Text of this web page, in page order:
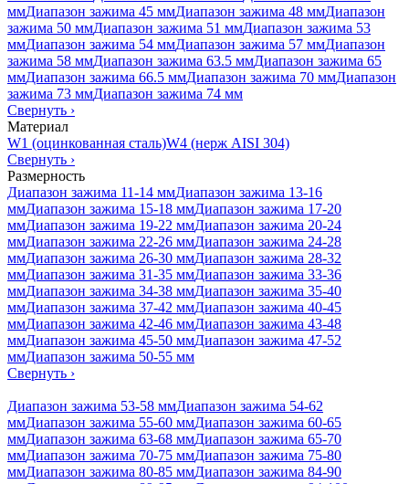
ммДиапазон зажима 45 ммДиапазон зажима 48 ммДиапазон
зажима 50 ммДиапазон зажима 51 ммДиапазон зажима 53
ммДиапазон зажима 54 ммДиапазон зажима 57 ммДиапазон
зажима 58 ммДиапазон зажима 63.5 ммДиапазон зажима 65
ммДиапазон зажима 66.5 ммДиапазон зажима 70 ммДиапазон
зажима 73 ммДиапазон зажима 74 мм
Свернуть ›
Материал
W1 (оцинкованная сталь)W4 (нерж AISI 304)
Свернуть ›
Размерность
Диапазон зажима 11-14 ммДиапазон зажима 13-16
ммДиапазон зажима 15-18 ммДиапазон зажима 17-20
ммДиапазон зажима 19-22 ммДиапазон зажима 20-24
ммДиапазон зажима 22-26 ммДиапазон зажима 24-28
ммДиапазон зажима 26-30 ммДиапазон зажима 28-32
ммДиапазон зажима 31-35 ммДиапазон зажима 33-36
ммДиапазон зажима 34-38 ммДиапазон зажима 35-40
ммДиапазон зажима 37-42 ммДиапазон зажима 40-45
ммДиапазон зажима 42-46 ммДиапазон зажима 43-48
ммДиапазон зажима 45-50 ммДиапазон зажима 47-52
ммДиапазон зажима 50-55 мм
Свернуть ›
Диапазон зажима 53-58 ммДиапазон зажима 54-62
ммДиапазон зажима 55-60 ммДиапазон зажима 60-65
ммДиапазон зажима 63-68 ммДиапазон зажима 65-70
ммДиапазон зажима 70-75 ммДиапазон зажима 75-80
ммДиапазон зажима 80-85 ммДиапазон зажима 84-90